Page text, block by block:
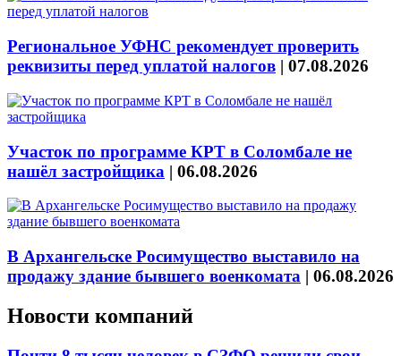
Региональное УФНС рекомендует проверить
реквизиты перед уплатой налогов | 07.08.2026
Участок по программе КРТ в Соломбале не
нашёл застройщика | 06.08.2026
В Архангельске Росимущество выставило на
продажу здание бывшего военкомата | 06.08.2026
Новости компаний